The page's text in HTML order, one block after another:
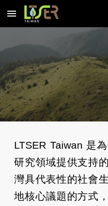
Skip to main content
LTSER Taiwan 是
研究領域提供支持
灣具代表性的社會
地核心議題的方式